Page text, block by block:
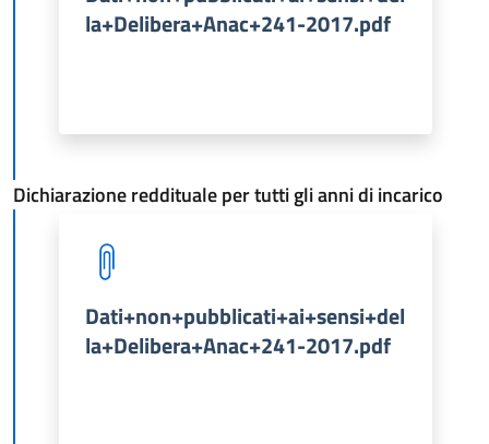
la+Delibera+Anac+241-2017.pdf
Dichiarazione reddituale per tutti gli anni di incarico
Dati+non+pubblicati+ai+sensi+del
la+Delibera+Anac+241-2017.pdf